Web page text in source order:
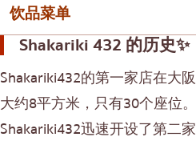
饮品菜单
Shakariki 432 的历史✨
Shakariki432的第一家店在大
大约8平方米，只有30个座位
Shakariki432迅速开设了第二